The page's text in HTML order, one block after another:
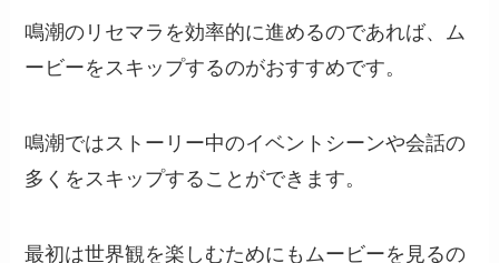
鳴潮のリセマラを効率的に進めるのであれば、ム
ービーをスキップするのがおすすめです。
鳴潮ではストーリー中のイベントシーンや会話の
多くをスキップすることができます。
最初は世界観を楽しむためにもムービーを見るの